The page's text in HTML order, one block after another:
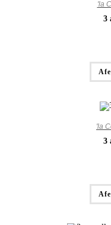
'la
3
'la
3